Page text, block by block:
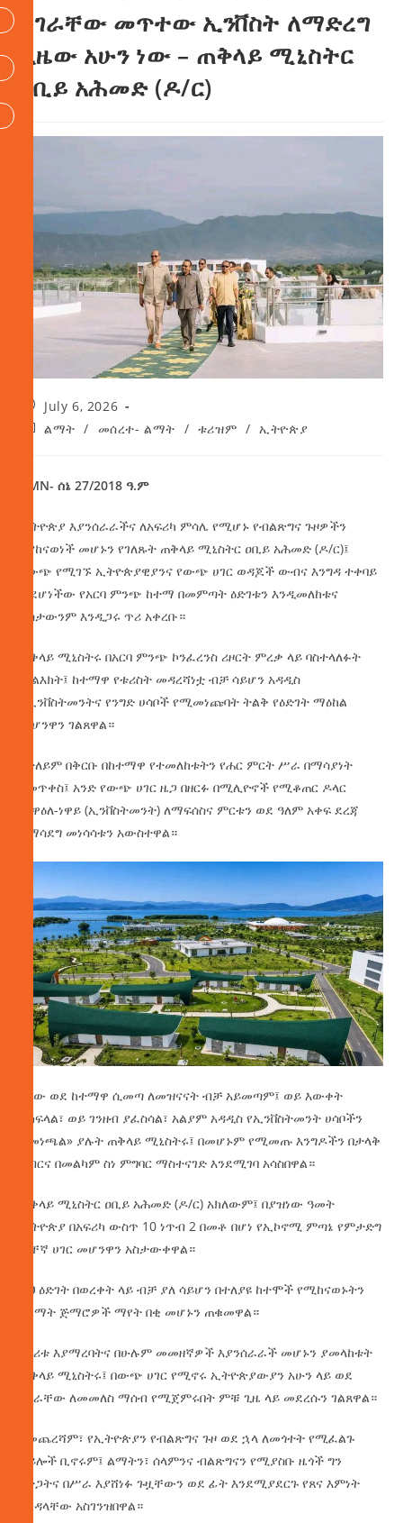
ሀገራቸው መጥተው ኢንቨስት ለማድረግ
ጊዜው አሁን ነው – ጠቅላይ ሚኒስትር
ዐቢይ አሕመድ (ዶ/ር)
July 6, 2026
ልማት / መሰረተ- ልማት / ቱሪዝም / ኢትዮጵያ
AMN- ሰኔ 27/2018 ዓ.ም
ኢትዮጵያ እያንሰራራችና ለአፍሪካ ምሳሌ የሚሆኑ የብልጽግና ጉዞዎችን
እያከናወነች መሆኑን የገለጹት ጠቅላይ ሚኒስትር ዐቢይ አሕመድ (ዶ/ር)፤
በውጭ የሚገኙ ኢትዮጵያዊያንና የውጭ ሀገር ወዳጆች ውብና እንግዳ ተቀባይ
ወደሆነችው የአርባ ምንጭ ከተማ በመምጣት ዕድገቱን እንዲመለከቱና
ደስታውንም እንዲጋሩ ጥሪ አቀረቡ።
ጠቅላይ ሚኒስትሩ በአርባ ምንጭ ኮንፈረንስ ሪዞርት ምረቃ ላይ ባስተላለፉት
መልእክት፤ ከተማዋ የቱሪስት መዳረሻነቷ ብቻ ሳይሆን አዳዲስ
የኢንቨስትመንትና የንግድ ሀሳቦች የሚመነጩባት ትልቅ የዕድገት ማዕከል
መሆንዋን ገልጸዋል።
በተለይም በቅርቡ በከተማዋ የተመለከቱትን የሐር ምርት ሥራ በማሳያነት
በመጥቀስ፤ አንድ የውጭ ሀገር ዜጋ በዘርፉ በሚሊዮኖች የሚቆጠር ዶላር
መዋዕለ-ነዋይ (ኢንቨስትመንት) ለማፍሰስና ምርቱን ወደ ዓለም አቀፍ ደረጃ
ለማሳደግ መነሳሳቱን አውስተዋል።
«ሰው ወደ ከተማዋ ሲመጣ ለመዝናናት ብቻ አይመጣም፤ ወይ እውቀት
ያካፍላል፣ ወይ ገንዘብ ያፈስሳል፣ አልያም አዳዲስ የኢንቨስትመንት ሀሳቦችን
ያመነጫል» ያሉት ጠቅላይ ሚኒስትሩ፤ በመሆኑም የሚመጡ እንግዶችን በታላቅ
ክብርና በመልካም ስነ ምግባር ማስተናገድ እንደሚገባ አሳስበዋል።
ጠቅላይ ሚኒስትር ዐቢይ አሕመድ (ዶ/ር) አክለውም፤ በያዝነው ዓመት
ኢትዮጵያ በአፍሪካ ውስጥ 10 ነጥብ 2 በመቶ በሆነ የኢኮኖሚ ምጣኔ የምታድግ
ብቸኛ ሀገር መሆንዋን አስታውቀዋል።
ይህ ዕድገት በወረቀት ላይ ብቻ ያለ ሳይሆን በተለያዩ ከተሞች የሚከናወኑትን
የልማት ጅማሮዎች ማየት በቂ መሆኑን ጠቁመዋል።
ሀገሪቱ እያማረባትና በሁሉም መመዘኛዎች እያንሰራራች መሆኑን ያመላከቱት
ጠቅላይ ሚኒስትሩ፤ በውጭ ሀገር የሚኖሩ ኢትዮጵያውያን አሁን ላይ ወደ
ሀገራቸው ለመመለስ ማሰብ የሚጀምሩበት ምቹ ጊዜ ላይ መደረሱን ገልጸዋል።
በመጨረሻም፣ የኢትዮጵያን የብልጽግና ጉዞ ወደ ኋላ ለመጎተት የሚፈልጉ
ኃይሎች ቢኖሩም፤ ልማትን፣ ሰላምንና ብልጽግናን የሚያስቡ ዜጎች ግን
በትጋትና በሥራ እያሸነፉ ጉዟቸውን ወደ ፊት እንደሚያደርጉ የጸና እምነት
እንዳላቸው አስገንዝበዋል።